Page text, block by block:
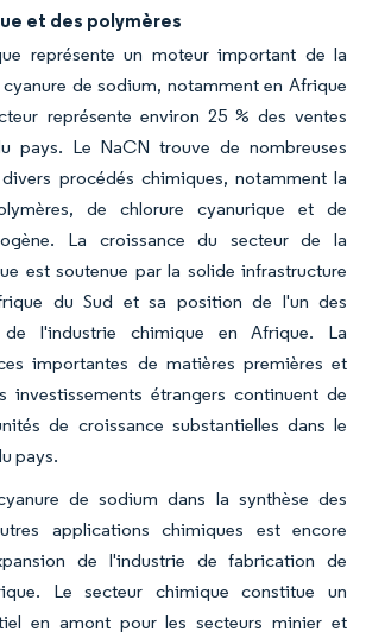
et des polymères
représente un moteur important de la
de sodium, notamment en Afrique
représente environ 25 % des ventes
pays. Le NaCN trouve de nombreuses
procédés chimiques, notamment la
de chlorure cyanurique et de
La croissance du secteur de la
est soutenue par la solide infrastructure
du Sud et sa position de l'un des
de l'industrie chimique en Afrique. La
importantes de matières premières et
investissements étrangers continuent de
de croissance substantielles dans le
pays.
de sodium dans la synthèse des
applications chimiques est encore
de l'industrie de fabrication de
Le secteur chimique constitue un
en amont pour les secteurs minier et